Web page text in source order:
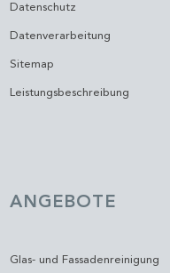
Datenschutz
Datenverarbeitung
Sitemap
Leistungsbeschreibung
ANGEBOTE
Glas- und Fassadenreinigung